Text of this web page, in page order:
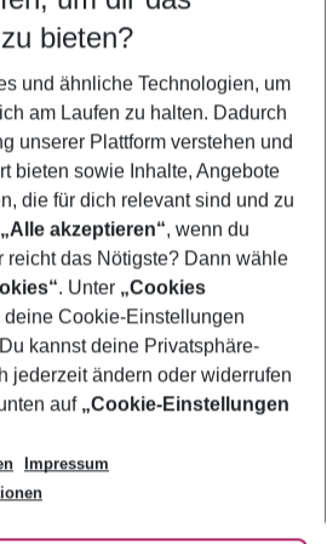
5-8 Nächte
Kinder
anzeigen
bieten?
und ähnliche Technologien, um
am Laufen zu halten. Dadurch
unserer Plattform verstehen und
bieten sowie Inhalte, Angebote
die für dich relevant sind und zu
„Alle akzeptieren“, wenn du
reicht das Nötigste? Dann wähle
. Unter „Cookies
deine Cookie-Einstellungen
kannst deine Privatsphäre-
jederzeit ändern oder widerrufen
auf „Cookie-Einstellungen
Impressum